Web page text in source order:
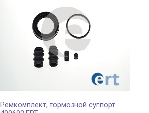
Ремкомплект, тормозной суппорт